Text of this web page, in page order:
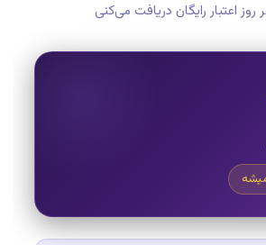
روز اعتبار رایگان دریافت می‌کنی